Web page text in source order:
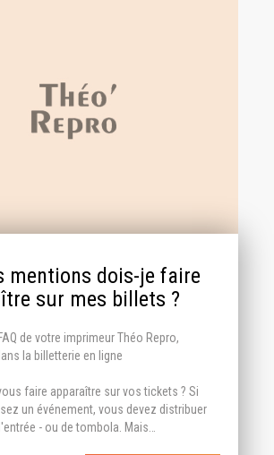
mentions dois-je faire
sur mes billets ?
de votre imprimeur Théo Repro,
la billetterie en ligne
faire apparaître sur vos tickets ? Si
un événement, vous devez distribuer
- ou de tombola. Mais…